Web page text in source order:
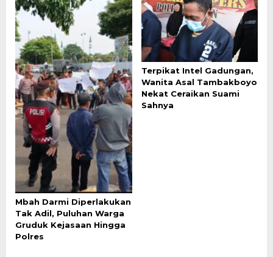
Mbah Darmi Diperlakukan
Tak Adil, Puluhan Warga
Gruduk Kejasaan Hingga
Polres
Terpikat Intel Gadungan,
Wanita Asal Tambakboyo
Nekat Ceraikan Suami
Sahnya